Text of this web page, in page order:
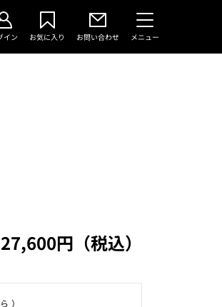
イン お気に入り お問い合わせ メニュー
円（税込）
）